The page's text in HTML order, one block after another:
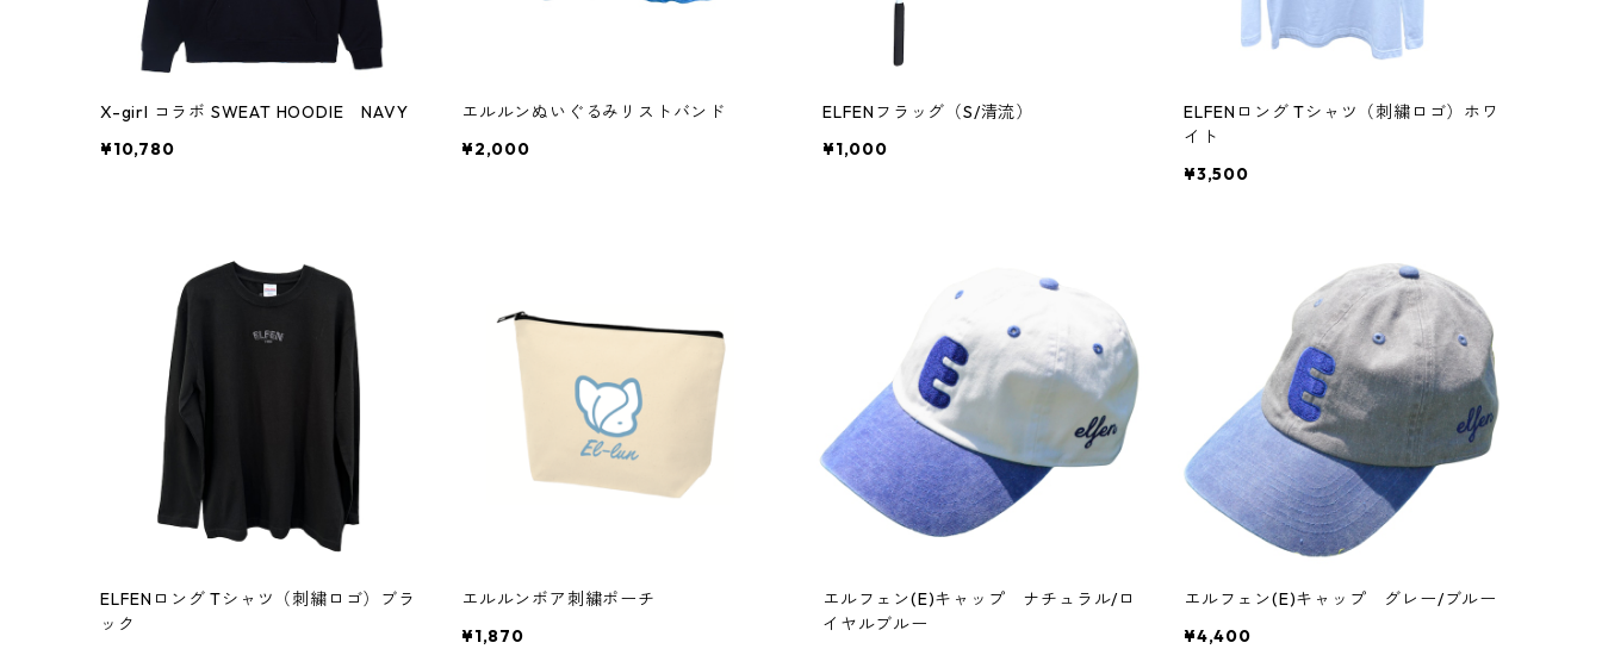
X-girl コラボ SWEAT HOODIE NAVY
¥10,780
エルルンぬいぐるみリストバンド
¥2,000
ELFENフラッグ（S/清流）
¥1,000
ELFENロング Tシャツ（刺繍ロゴ）ホワ
イト
¥3,500
ELFENロング Tシャツ（刺繍ロゴ）ブラ
ック
エルルンボア刺繍ポーチ
¥1,870
エルフェン(E)キャップ ナチュラル/ロ
イヤルブルー
エルフェン(E)キャップ グレー/ブルー
¥4,400